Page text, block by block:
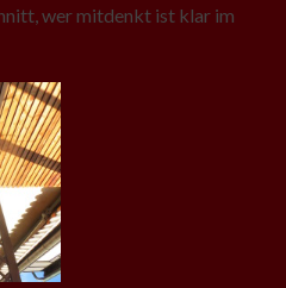
wer mitdenkt ist klar im